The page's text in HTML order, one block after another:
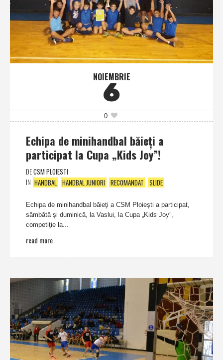
NOIEMBRIE
6
0
Echipa de minihandbal băieţi a
participat la Cupa „Kids Joy”!
DECSM PLOIESTI
IN HANDBAL HANDBAL JUNIORI RECOMANDAT SLIDE
Echipa de minihandbal băieţi a CSM Ploieşti a participat,
sâmbătă şi duminică, la Vaslui, la Cupa „Kids Joy”,
competiţie la...
read more